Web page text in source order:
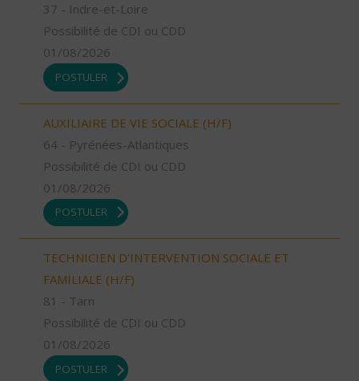
37 - Indre-et-Loire
Possibilité de CDI ou CDD
01/08/2026
POSTULER
AUXILIAIRE DE VIE SOCIALE (H/F)
64 - Pyrénées-Atlantiques
Possibilité de CDI ou CDD
01/08/2026
POSTULER
TECHNICIEN D’INTERVENTION SOCIALE ET
FAMILIALE (H/F)
81 - Tarn
Possibilité de CDI ou CDD
01/08/2026
POSTULER